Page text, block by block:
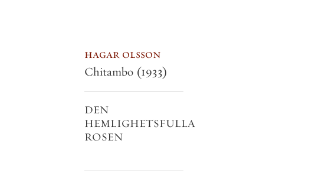
hagar olsson
Chitambo (1933)
DEN
HEMLIGHETSFULLA
ROSEN